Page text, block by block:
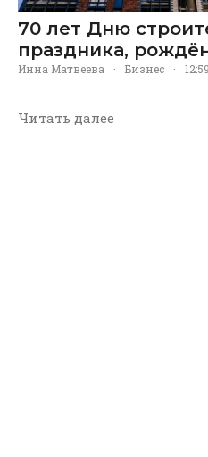
70 лет Дню
праздника,
Инна Матвеева · Бизнес ·
Читать далее